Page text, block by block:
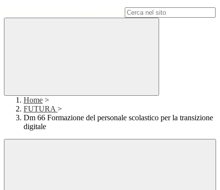
Home >
FUTURA >
Dm 66 Formazione del personale scolastico per la transizione
digitale